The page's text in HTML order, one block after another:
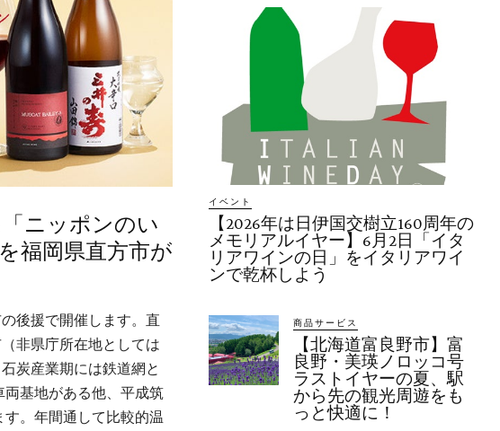
ニッポンのい
福岡県直方市が
後援で開催します。直
非県庁所在地としては
炭産業期には鉄道網と
両基地がある他、平成筑
。年間通して比較的温
イベント
【2026年は日伊国交樹立160周年の
メモリアルイヤー】6月2日「イタ
リアワインの日」をイタリアワイ
ンで乾杯しよう
商品サービス
【北海道富良野市】富
良野・美瑛ノロッコ号
ラストイヤーの夏、駅
から先の観光周遊をも
っと快適に！